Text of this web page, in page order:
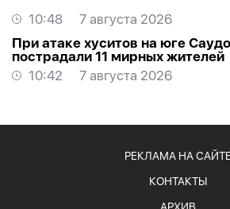
10:48
7 августа 2026
При атаке хуситов на юге
пострадали 11 мирных жителей
10:42
7 августа 2026
РЕКЛАМА НА
КОНТАКТЫ